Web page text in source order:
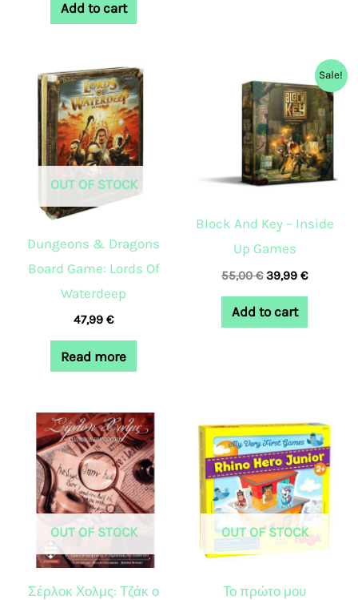
Add to cart
OUT OF STOCK
Dungeons & Dragons
Board Game: Lords Of
Waterdeep
47,99 €
Read more
Sale!
Block And Key – Inside
Up Games
55,00€
price
was:
55,00 €.
39,99 €
Current
price
is:
39,99 €.
Add to cart
OUT OF STOCK
Σέρλοκ Χολμς: Τζάκ ο
OUT OF STOCK
Το πρώτο μου